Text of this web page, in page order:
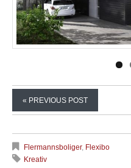
« PREVIOUS POST
Flermannsboliger, Flexibo
Kreativ